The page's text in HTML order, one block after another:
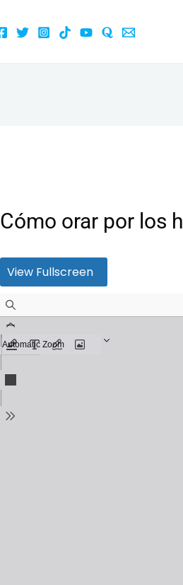
Cómo orar por los
View Fullscreen